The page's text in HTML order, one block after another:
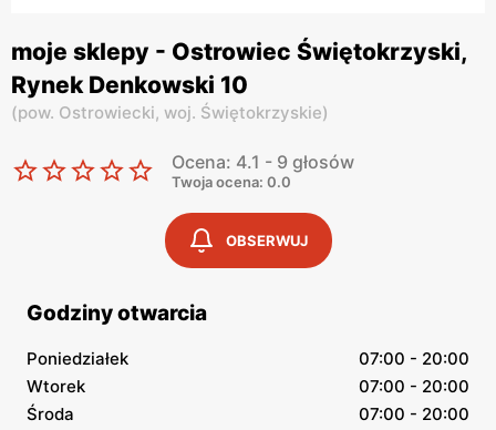
moje sklepy - Ostrowiec Świętokrzyski,
Rynek Denkowski 10
(pow. Ostrowiecki, woj. Świętokrzyskie)
Ocena: 4.1 - 9 głosów
Twoja ocena: 0.0
OBSERWUJ
Godziny otwarcia
Poniedziałek
07:00 - 20:00
Wtorek
07:00 - 20:00
Środa
07:00 - 20:00